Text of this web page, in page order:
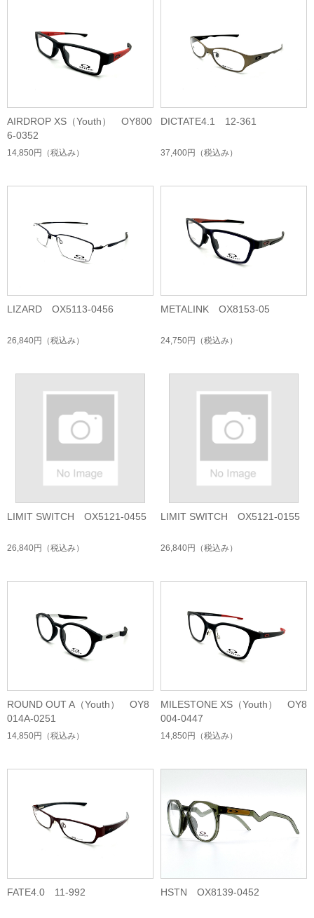
AIRDROP XS（Youth） OY800
6-0352
14,850円 （税込み）
DICTATE4.1 12-361
37,400円 （税込み）
LIZARD OX5113-0456
26,840円 （税込み）
METALINK OX8153-05
24,750円 （税込み）
LIMIT SWITCH OX5121-0455
26,840円 （税込み）
LIMIT SWITCH OX5121-0155
26,840円 （税込み）
ROUND OUT A（Youth） OY8
014A-0251
14,850円 （税込み）
MILESTONE XS（Youth） OY8
004-0447
14,850円 （税込み）
FATE4.0 11-992 HSTN OX8139-0452